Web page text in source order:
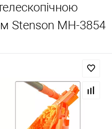
Stenson MH-3854